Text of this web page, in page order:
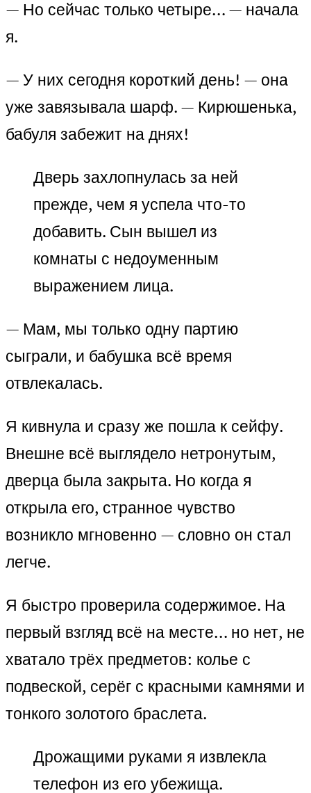
— Но сейчас только четыре… — начала
я.
— У них сегодня короткий день! — она
уже завязывала шарф. — Кирюшенька,
бабуля забежит на днях!
Дверь захлопнулась за ней
прежде, чем я успела что-то
добавить. Сын вышел из
комнаты с недоуменным
выражением лица.
— Мам, мы только одну партию
сыграли, и бабушка всё время
отвлекалась.
Я кивнула и сразу же пошла к сейфу.
Внешне всё выглядело нетронутым,
дверца была закрыта. Но когда я
открыла его, странное чувство
возникло мгновенно — словно он стал
легче.
Я быстро проверила содержимое. На
первый взгляд всё на месте… но нет, не
хватало трёх предметов: колье с
подвеской, серёг с красными камнями и
тонкого золотого браслета.
Дрожащими руками я извлекла
телефон из его убежища.